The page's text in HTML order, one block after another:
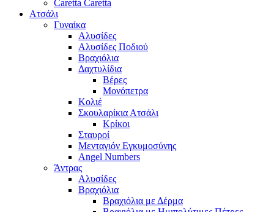
Caretta Caretta
Ατσάλι
Γυναίκα
Αλυσίδες
Αλυσίδες Ποδιού
Βραχιόλια
Δαχτυλίδια
Βέρες
Μονόπετρα
Κολιέ
Σκουλαρίκια Ατσάλι
Κρίκοι
Σταυροί
Μενταγιόν Εγκυμοσύνης
Angel Numbers
Άντρας
Αλυσίδες
Βραχιόλια
Βραχιόλια με Δέρμα